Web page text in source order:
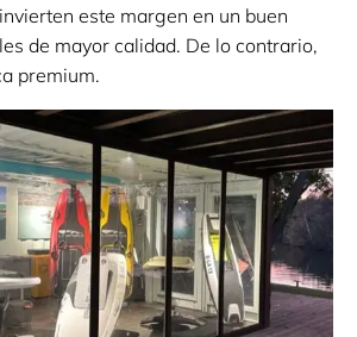
este margen en un buen
de mayor calidad. De lo contrario,
premium.